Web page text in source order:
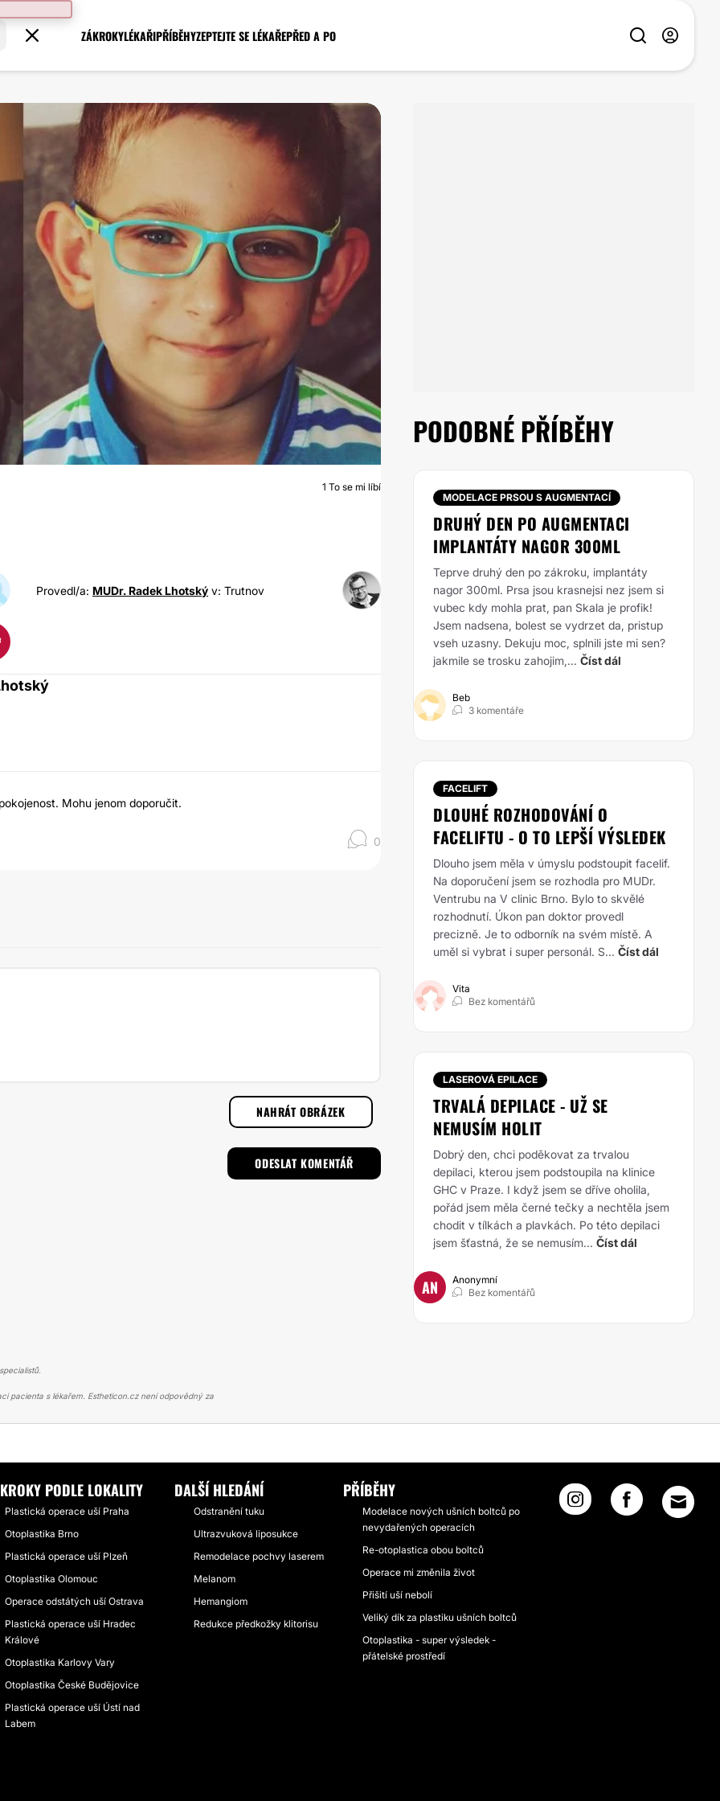
ZÁKROKYLÉKAŘIPŘÍBĚHYZEPTEJTE SE LÉKAŘEPŘED A PO
OTOPLASTIKA
1 To se mi líbí
Provedl/a: MUDr. Radek Lhotský v: Trutnov
Mohu jenom doporučit.
0
NAHRÁT OBRÁZEK
PODOBNÉ PŘÍBĚHY
MODELACE PRSOU S AUGMENTACÍ
DRUHÝ DEN PO AUGMENTACI
IMPLANTÁTY NAGOR 300ML
Teprve druhý den po zákroku, implantáty
nagor 300ml. Prsa jsou krasnejsi nez jsem si
vubec kdy mohla prat, pan Skala je profik!
Jsem nadsena, bolest se vydrzet da, pristup
vseh uzasny. Dekuju moc, splnili jste mi sen?
jakmile se trosku zahojim,... Číst dál
Beb
3 komentáře
FACELIFT
DLOUHÉ ROZHODOVÁNÍ O
FACELIFTU - O TO LEPŠÍ VÝSLEDEK
Dlouho jsem měla v úmyslu podstoupit facelif.
Na doporučení jsem se rozhodla pro MUDr.
Ventrubu na V clinic Brno. Bylo to skvělé
rozhodnutí. Úkon pan doktor provedl
precizně. Je to odborník na svém místě. A
uměl si vybrat i super personál. S... Číst dál
Vita
Bez komentářů
LASEROVÁ EPILACE
TRVALÁ DEPILACE - UŽ SE
NEMUSÍM HOLIT
Dobrý den, chci poděkovat za trvalou
depilaci, kterou jsem podstoupila na klinice
GHC v Praze. I když jsem se dříve oholila,
pořád jsem měla černé tečky a nechtěla jsem
chodit v tílkách a plavkách. Po této depilaci
jsem šťastná, že se nemusím... Číst dál
AN
Anonymní
Bez komentářů
pacienta s lékařem. Estheticon.cz není odpovědný za
PODLE LOKALITY
Plastická operace uší Praha
Otoplastika Brno
Plastická operace uší Plzeň
Otoplastika Olomouc
Operace odstátých uší Ostrava
Plastická operace uší Hradec
Králové
Otoplastika Karlovy Vary
Otoplastika České Budějovice
Plastická operace uší Ústí nad
Labem
DALŠÍ HLEDÁNÍ
Odstranění tuku
Ultrazvuková liposukce
Remodelace pochvy laserem
Melanom
Hemangiom
Redukce předkožky klitorisu
PŘÍBĚHY
Modelace nových ušních boltců po
nevydařených operacích
Re-otoplastica obou boltců
Operace mi změnila život
Přišití uší nebolí
Veliký dík za plastiku ušních boltců
Otoplastika - super výsledek -
přátelské prostředí